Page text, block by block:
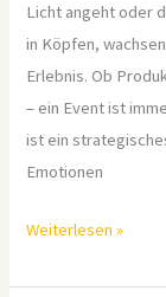
Licht angeht oder
in Köpfen,
Erlebnis. Ob
– ein Event ist
ist ein
Emotionen
Weiterlesen »